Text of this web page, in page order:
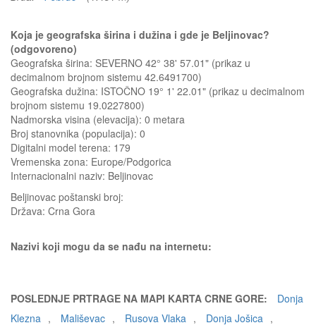
Koja je geografska širina i dužina i gde je Beljinovac?
(odgovoreno)
Geografska širina: SEVERNO 42° 38' 57.01" (prikaz u
decimalnom brojnom sistemu 42.6491700)
Geografska dužina: ISTOČNO 19° 1' 22.01" (prikaz u decimalnom
brojnom sistemu 19.0227800)
Nadmorska visina (elevacija): 0 metara
Broj stanovnika (populacija): 0
Digitalni model terena: 179
Vremenska zona: Europe/Podgorica
Internacionalni naziv: Beljinovac
Beljinovac poštanski broj:
Država: Crna Gora
Nazivi koji mogu da se nađu na internetu:
POSLEDNJE PRTRAGE NA MAPI KARTA CRNE GORE:
Donja
Klezna , Mališevac , Rusova Vlaka , Donja Jošica ,